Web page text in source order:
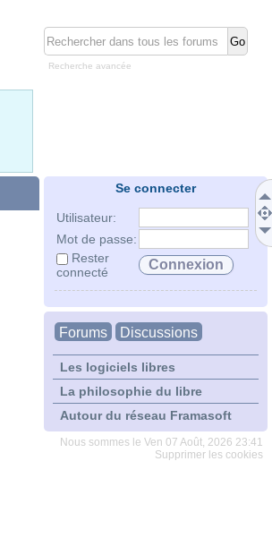
Recherche avancée
Se connecter
Utilisateur:
Mot de passe:
Rester
connecté
Forums Discussions
Les logiciels libres
La philosophie du libre
Autour du réseau Framasoft
Nous sommes le Ven 07 Août, 2026 23:41
Supprimer les cookies